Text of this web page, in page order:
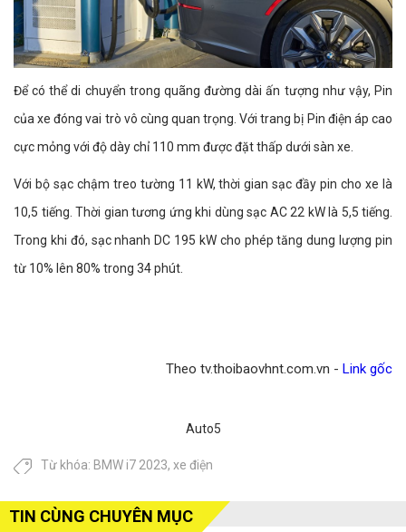
Để có thể di chuyển trong quãng đường dài ấn tượng như vậy, Pin
của xe đóng vai trò vô cùng quan trọng. Với trang bị Pin điện áp cao
cực mỏng với độ dày chỉ 110 mm được đặt thấp dưới sàn xe.
Với bộ sạc chậm treo tường 11 kW, thời gian sạc đầy pin cho xe là
10,5 tiếng. Thời gian tương ứng khi dùng sạc AC 22 kW là 5,5 tiếng.
Trong khi đó, sạc nhanh DC 195 kW cho phép tăng dung lượng pin
từ 10% lên 80% trong 34 phút.
Theo tv.thoibaovhnt.com.vn - Link gốc
Auto5
Từ khóa: BMW i7 2023, xe điện
TIN CÙNG CHUYÊN MỤC